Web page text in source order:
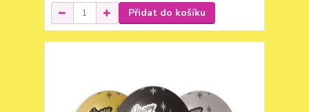
Přidat do košíku